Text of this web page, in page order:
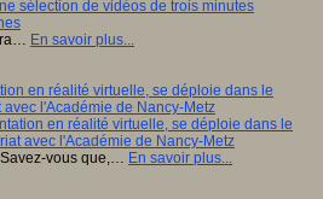
En savoir plus...
en réalité virtuelle, se déploie dans le
l'Académie de Nancy-Metz
vous que,… En savoir plus...